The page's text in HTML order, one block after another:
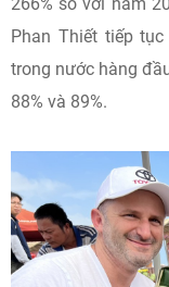
Phan Thiết tiếp
trong nước hàng
88% và 89%.